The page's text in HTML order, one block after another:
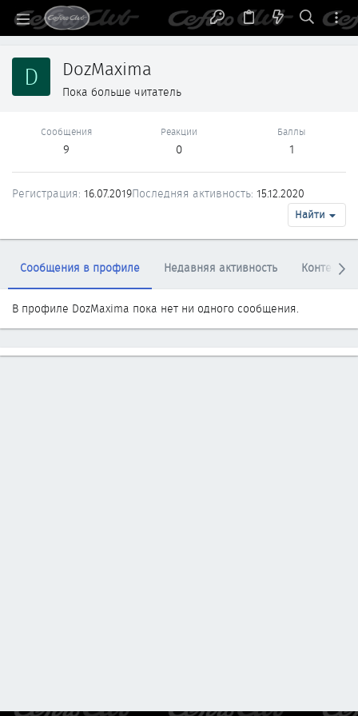
D DozMaxima
Пока больше читатель
Сообщения
9
Реакции
0
Баллы
1
Регистрация 16.07.2019Последняя активность 15.12.2020
Найти
Сообщения в профиле Недавняя активность Контент
В профиле DozMaxima пока нет ни одного сообщения.